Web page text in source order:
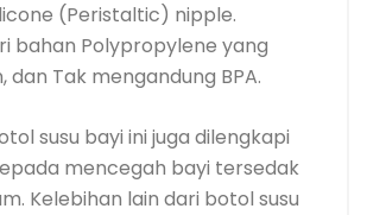
(Peristaltic) nipple.
bahan Polypropylene yang
dan Tak mengandung BPA.
susu bayi ini juga dilengkapi
mencegah bayi tersedak
Kelebihan lain dari botol susu